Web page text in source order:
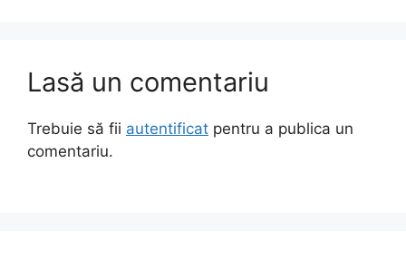
Lasă un comentariu
Trebuie să fii autentificat pentru a publica un
comentariu.